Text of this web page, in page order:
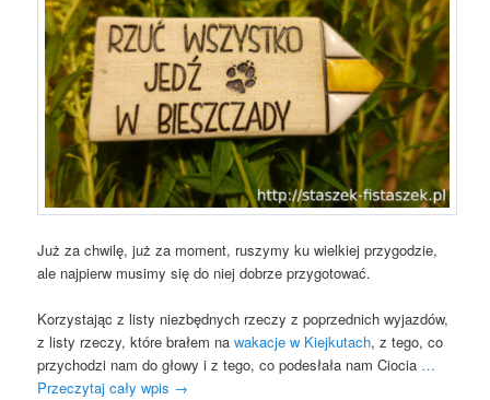
Już za chwilę, już za moment, ruszymy ku wielkiej przygodzie,
ale najpierw musimy się do niej dobrze przygotować.
Korzystając z listy niezbędnych rzeczy z poprzednich wyjazdów,
z listy rzeczy, które brałem nawakacje w Kiejkutach, z tego, co
przychodzi nam do głowy i z tego, co podesłała nam Ciocia …
Przeczytaj cały wpis →